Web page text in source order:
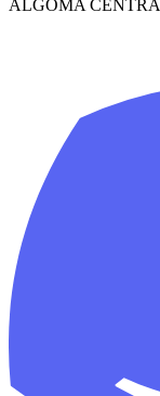
ALGOMA